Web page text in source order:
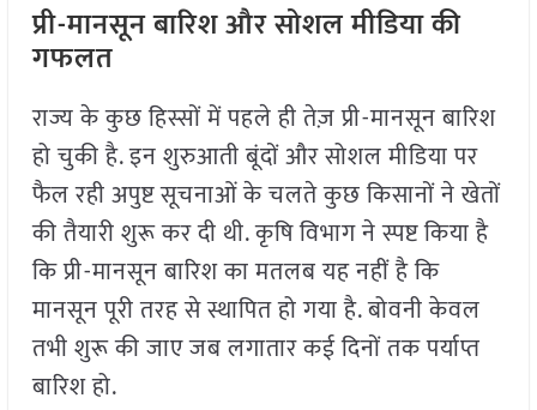
प्री-मानसून बारिश और सोशल मीडिया की
गफलत
राज्य के कुछ हिस्सों में पहले ही तेज़ प्री-मानसून बारिश
हो चुकी है. इन शुरुआती बूंदों और सोशल मीडिया पर
फैल रही अपुष्ट सूचनाओं के चलते कुछ किसानों ने खेतों
की तैयारी शुरू कर दी थी. कृषि विभाग ने स्पष्ट किया है
कि प्री-मानसून बारिश का मतलब यह नहीं है कि
मानसून पूरी तरह से स्थापित हो गया है. बोवनी केवल
तभी शुरू की जाए जब लगातार कई दिनों तक पर्याप्त
बारिश हो.